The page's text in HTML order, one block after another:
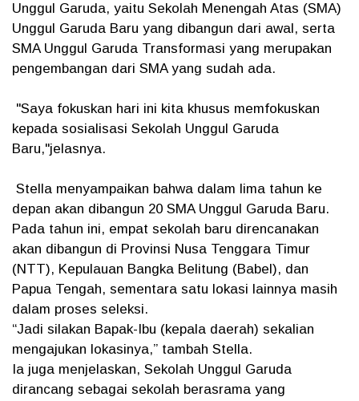
Unggul Garuda, yaitu Sekolah Menengah Atas (SMA)
Unggul Garuda Baru yang dibangun dari awal, serta
SMA Unggul Garuda Transformasi yang merupakan
pengembangan dari SMA yang sudah ada.
"Saya fokuskan hari ini kita khusus memfokuskan
kepada sosialisasi Sekolah Unggul Garuda
Baru,"jelasnya.
Stella menyampaikan bahwa dalam lima tahun ke
depan akan dibangun 20 SMA Unggul Garuda Baru.
Pada tahun ini, empat sekolah baru direncanakan
akan dibangun di Provinsi Nusa Tenggara Timur
(NTT), Kepulauan Bangka Belitung (Babel), dan
Papua Tengah, sementara satu lokasi lainnya masih
dalam proses seleksi.
“Jadi silakan Bapak-Ibu (kepala daerah) sekalian
mengajukan lokasinya,” tambah Stella.
Ia juga menjelaskan, Sekolah Unggul Garuda
dirancang sebagai sekolah berasrama yang